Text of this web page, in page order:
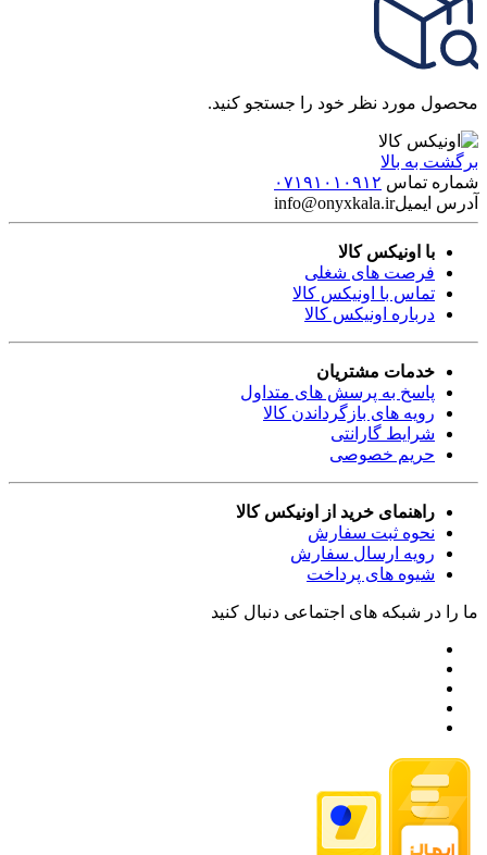
محصول مورد نظر خود را جستجو کنید.
برگشت به بالا
شماره تماس ۰۷۱۹۱۰۱۰۹۱۲
آدرس ایمیلinfo@onyxkala.ir
با اونیکس کالا
فرصت های شغلی
تماس با اونیکس کالا
درباره اونیکس کالا
خدمات مشتریان
پاسخ به پرسش های متداول
رویه های بازگرداندن کالا
شرایط گارانتی
حریم خصوصی
راهنمای خرید از اونیکس کالا
نحوه ثبت سفارش
رویه ارسال سفارش
شیوه های پرداخت
ما را در شبکه های اجتماعی دنبال کنید